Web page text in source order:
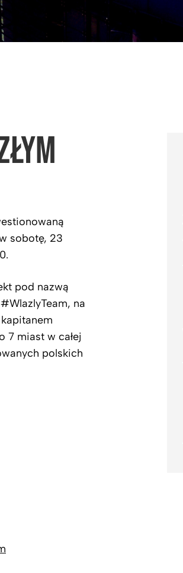
sobotę, 23
pod nazwą
na
7 miast w całej
polskich